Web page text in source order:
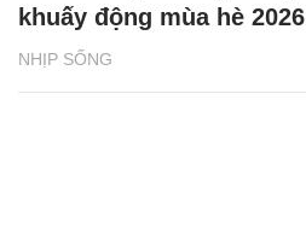
NHỊP SỐNG
khuấy động mùa hè 2026